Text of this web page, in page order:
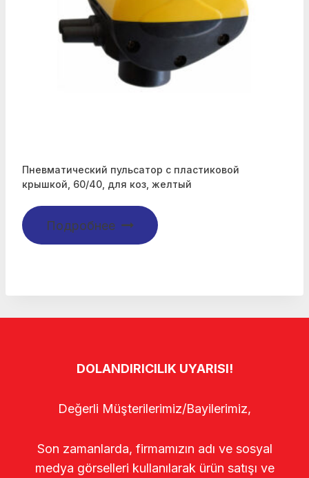
Пневматический пульсатор с пластиковой
крышкой, 60/40, для коз, желтый
Подробнее
DOLANDIRICILIK UYARISI!
Değerli Müşterilerimiz/Bayilerimiz,
Son zamanlarda, firmamızın adı ve sosyal
medya görselleri kullanılarak ürün satışı ve